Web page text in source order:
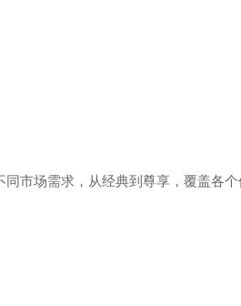
同市场需求，从经典到尊享，覆盖各